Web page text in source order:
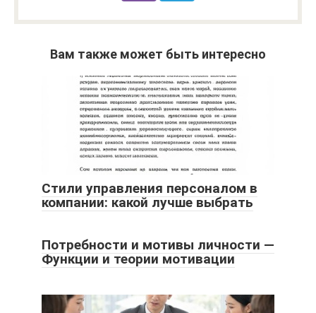
Вам также может быть интересно
Стили управления персоналом в
компании: какой лучше выбрать
Потребности и мотивы личности —
Функции и теории мотивации